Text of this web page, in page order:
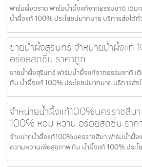
ฟาร์มผึ้งตราด ฟาร์มน้ำผึ้งแท้จากธรรมชาติ เติม
น้ำผึ้งแท้ 100% ประโยชน์มากมาย บริการส่งได้ทั่
ขายน้ำผึ้งสุรินทร์ จำหน่ายน้ำผึ้งแท้
อร่อยสดชื่น ราคาถูก
ขายน้ำผึ้งสุรินทร์ ฟาร์มน้ำผึ้งแท้จากธรรมชาติ เ
กับ น้ำผึ้งแท้ 100% ประโยชน์มากมาย บริการส่ง
จำหน่ายน้ำผึ้งแท้100%นครราชสีม
100% หอม หวาน อร่อยสดชื่น ราค
จำหน่ายน้ำผึ้งแท้100%นครราชสีมา ฟาร์มน้ำผึ้ง
ความหวานเพื่อสุขภาพ กับ น้ำผึ้งแท้ 100% ประ